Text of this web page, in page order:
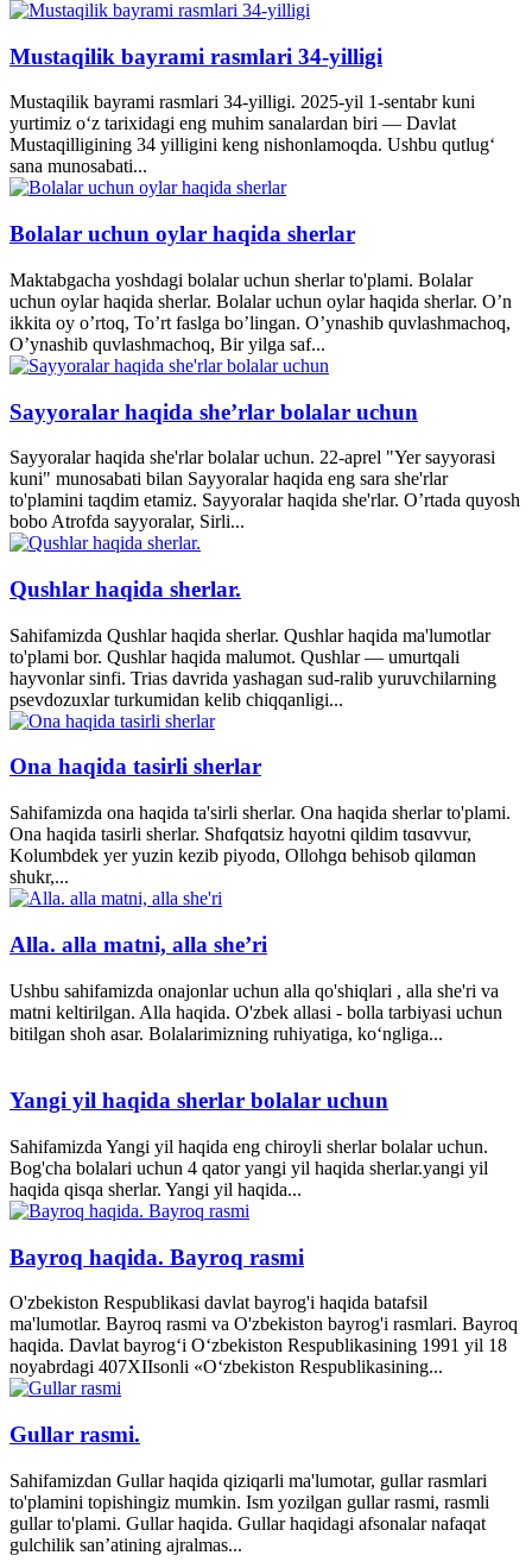
Mustaqilik bayrami rasmlari 34-yilligi
Mustaqilik bayrami rasmlari 34-yilligi. 2025-yil 1-sentabr kuni
yurtimiz o‘z tarixidagi eng muhim sanalardan biri — Davlat
Mustaqilligining 34 yilligini keng nishonlamoqda. Ushbu qutlug‘
sana munosabati...
Bolalar uchun oylar haqida sherlar
Maktabgacha yoshdagi bolalar uchun sherlar to'plami. Bolalar
uchun oylar haqida sherlar. Bolalar uchun oylar haqida sherlar. O’n
ikkita oy o’rtoq, To’rt faslga bo’lingan. O’ynashib quvlashmachoq,
O’ynashib quvlashmachoq, Bir yilga saf...
Sayyoralar haqida she’rlar bolalar uchun
Sayyoralar haqida she'rlar bolalar uchun. 22-aprel "Yer sayyorasi
kuni" munosabati bilan Sayyoralar haqida eng sara she'rlar
to'plamini taqdim etamiz. Sayyoralar haqida she'rlar. O’rtada quyosh
bobo Atrofda sayyoralar, Sirli...
Qushlar haqida sherlar.
Sahifamizda Qushlar haqida sherlar. Qushlar haqida ma'lumotlar
to'plami bor. Qushlar haqida malumot. Qushlar — umurtqali
hayvonlar sinfi. Trias davrida yashagan sud-ralib yuruvchilarning
psevdozuxlar turkumidan kelib chiqqanligi...
Ona haqida tasirli sherlar
Sahifamizda ona haqida ta'sirli sherlar. Ona haqida sherlar to'plami.
Ona haqida tasirli sherlar. Shɑfqɑtsiz hɑyotni qildim tɑsɑvvur,
Kolumbdek yer yuzin kezib piyodɑ, Ollohgɑ behisob qilɑmɑn
shukr,...
Alla. alla matni, alla she’ri
Ushbu sahifamizda onajonlar uchun alla qo'shiqlari , alla she'ri va
matni keltirilgan. Alla haqida. O'zbek allasi - bolla tarbiyasi uchun
bitilgan shoh asar. Bolalarimizning ruhiyatiga, ko‘ngliga...
Yangi yil haqida sherlar bolalar uchun
Sahifamizda Yangi yil haqida eng chiroyli sherlar bolalar uchun.
Bog'cha bolalari uchun 4 qator yangi yil haqida sherlar.yangi yil
haqida qisqa sherlar. Yangi yil haqida...
Bayroq haqida. Bayroq rasmi
O'zbekiston Respublikasi davlat bayrog'i haqida batafsil
ma'lumotlar. Bayroq rasmi va O'zbekiston bayrog'i rasmlari. Bayroq
haqida. Davlat bayrog‘i O‘zbekiston Respublikasining 1991 yil 18
noyabrdagi 407­XII­sonli «O‘zbekiston Respublikasining...
Gullar rasmi.
Sahifamizdan Gullar haqida qiziqarli ma'lumotar, gullar rasmlari
to'plamini topishingiz mumkin. Ism yozilgan gullar rasmi, rasmli
gullar to'plami. Gullar haqida. Gullar haqidagi afsonalar nafaqat
gulchilik san’atining ajralmas...